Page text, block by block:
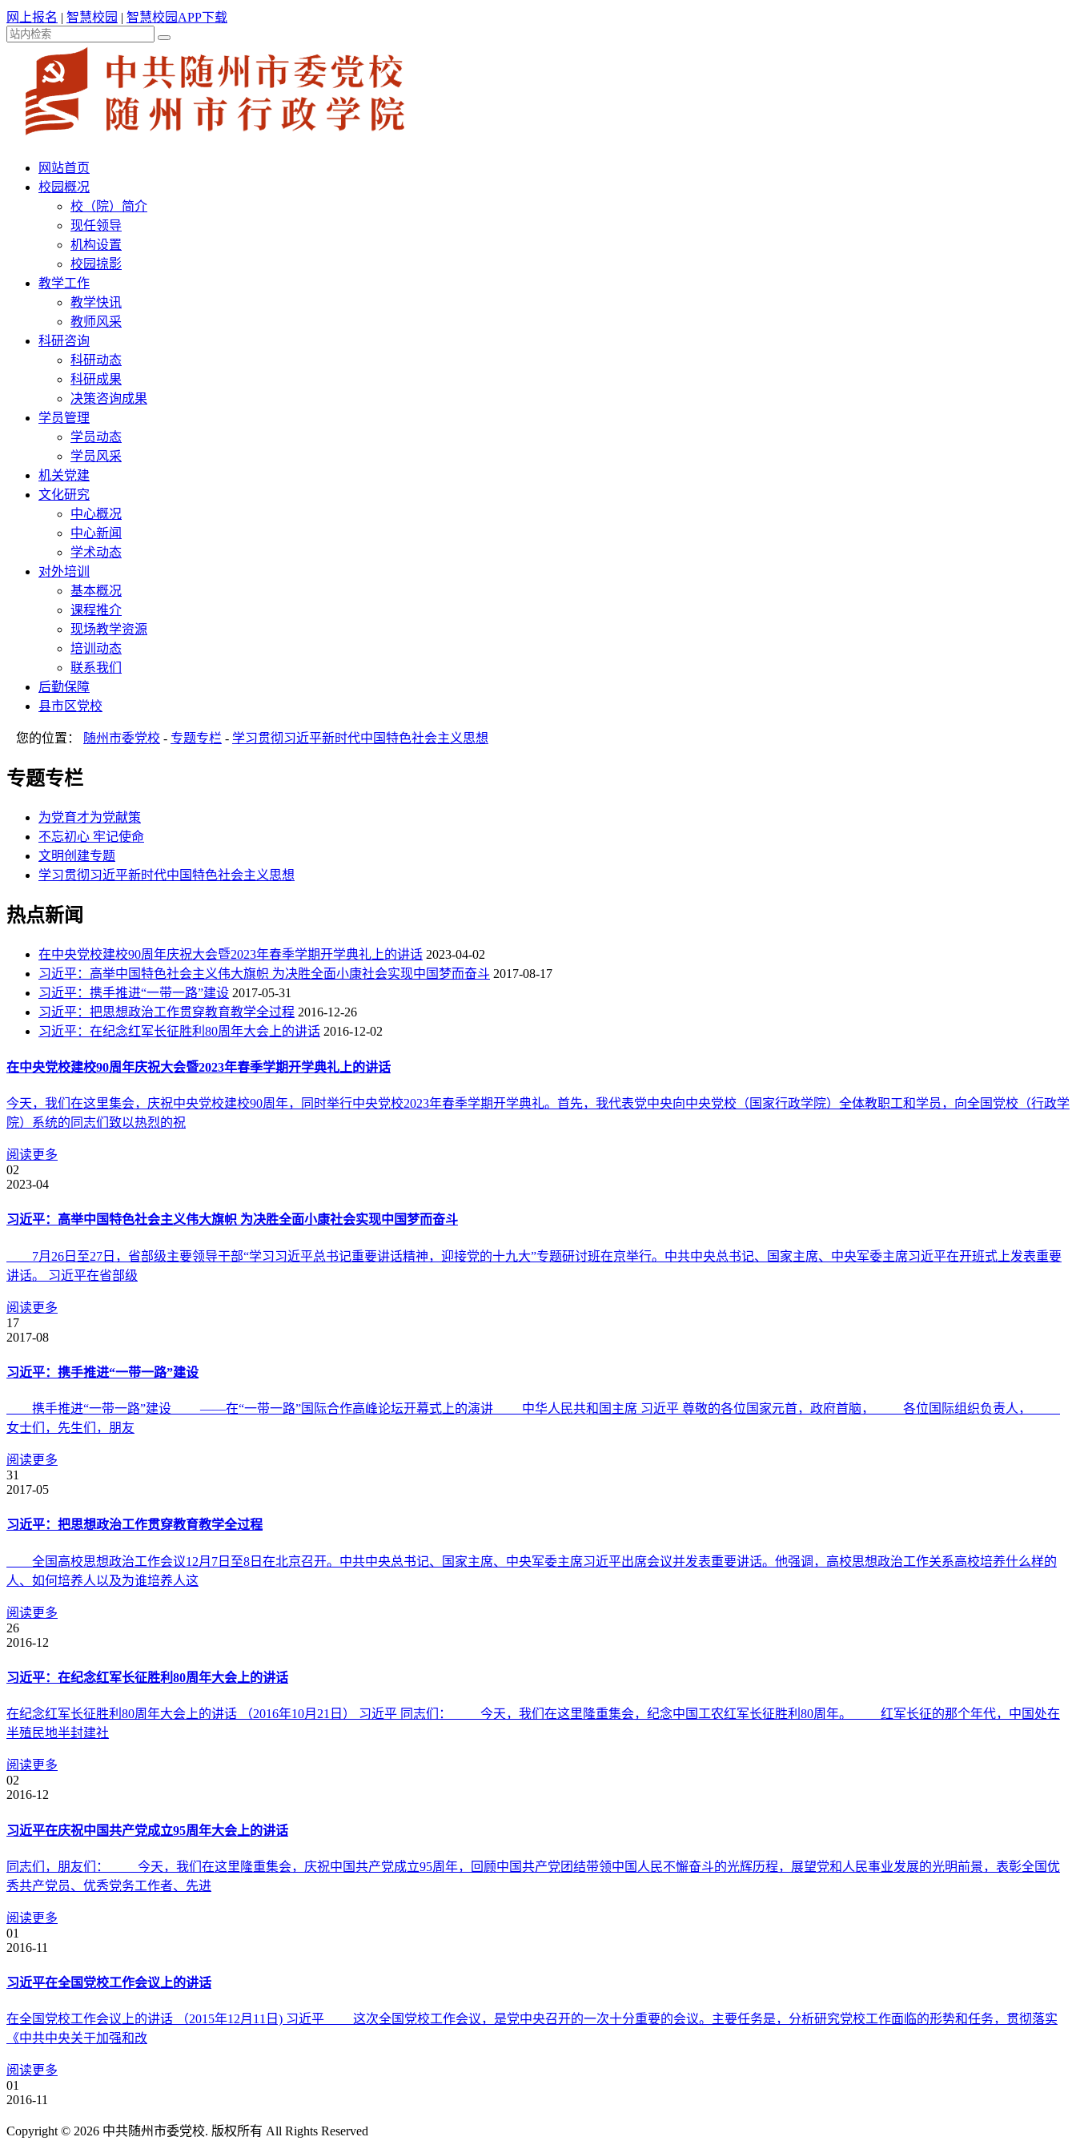
网上报名 | 智慧校园 | 智慧校园APP下载
网站首页
校园概况
校（院）简介
现任领导
机构设置
校园掠影
教学工作
教学快讯
教师风采
科研咨询
科研动态
科研成果
决策咨询成果
学员管理
学员动态
学员风采
机关党建
文化研究
中心概况
中心新闻
学术动态
对外培训
基本概况
课程推介
现场教学资源
培训动态
联系我们
后勤保障
县市区党校
您的位置： 随州市委党校 - 专题专栏 - 学习贯彻习近平新时代中国特色社会主义思想
专题专栏
为党育才为党献策
不忘初心 牢记使命
文明创建专题
学习贯彻习近平新时代中国特色社会主义思想
热点新闻
在中央党校建校90周年庆祝大会暨2023年春季学期开学典礼上的讲话 2023-04-02
习近平：高举中国特色社会主义伟大旗帜 为决胜全面小康社会实现中国梦而奋斗 2017-08-17
习近平：携手推进“一带一路”建设 2017-05-31
习近平：把思想政治工作贯穿教育教学全过程 2016-12-26
习近平：在纪念红军长征胜利80周年大会上的讲话 2016-12-02
在中央党校建校90周年庆祝大会暨2023年春季学期开学典礼上的讲话
今天，我们在这里集会，庆祝中央党校建校90周年，同时举行中央党校2023年春季学期开学典礼。首先，我代表党中央向中央党校（国家行政学院）全体教职工和学员，向全国党校（行政学
院）系统的同志们致以热烈的祝
阅读更多
02
2023-04
习近平：高举中国特色社会主义伟大旗帜 为决胜全面小康社会实现中国梦而奋斗
7月26日至27日，省部级主要领导干部“学习习近平总书记重要讲话精神，迎接党的十九大”专题研讨班在京举行。中共中央总书记、国家主席、中央军委主席习近平在开班式上发表重要
讲话。 习近平在省部级
阅读更多
17
2017-08
习近平：携手推进“一带一路”建设
携手推进“一带一路”建设 ——在“一带一路”国际合作高峰论坛开幕式上的演讲 中华人民共和国主席 习近平 尊敬的各位国家元首，政府首脑， 各位国际组织负责人，
女士们，先生们，朋友
阅读更多
31
2017-05
习近平：把思想政治工作贯穿教育教学全过程
全国高校思想政治工作会议12月7日至8日在北京召开。中共中央总书记、国家主席、中央军委主席习近平出席会议并发表重要讲话。他强调，高校思想政治工作关系高校培养什么样的
人、如何培养人以及为谁培养人这
阅读更多
26
2016-12
习近平：在纪念红军长征胜利80周年大会上的讲话
在纪念红军长征胜利80周年大会上的讲话 （2016年10月21日） 习近平 同志们： 今天，我们在这里隆重集会，纪念中国工农红军长征胜利80周年。 红军长征的那个年代，中国处在
半殖民地半封建社
阅读更多
02
2016-12
习近平在庆祝中国共产党成立95周年大会上的讲话
同志们，朋友们： 今天，我们在这里隆重集会，庆祝中国共产党成立95周年，回顾中国共产党团结带领中国人民不懈奋斗的光辉历程，展望党和人民事业发展的光明前景，表彰全国优
秀共产党员、优秀党务工作者、先进
阅读更多
01
2016-11
习近平在全国党校工作会议上的讲话
在全国党校工作会议上的讲话 （2015年12月11日) 习近平 这次全国党校工作会议，是党中央召开的一次十分重要的会议。主要任务是，分析研究党校工作面临的形势和任务，贯彻落实
《中共中央关于加强和改
阅读更多
01
2016-11
Copyright © 2026 中共随州市委党校. 版权所有 All Rights Reserved